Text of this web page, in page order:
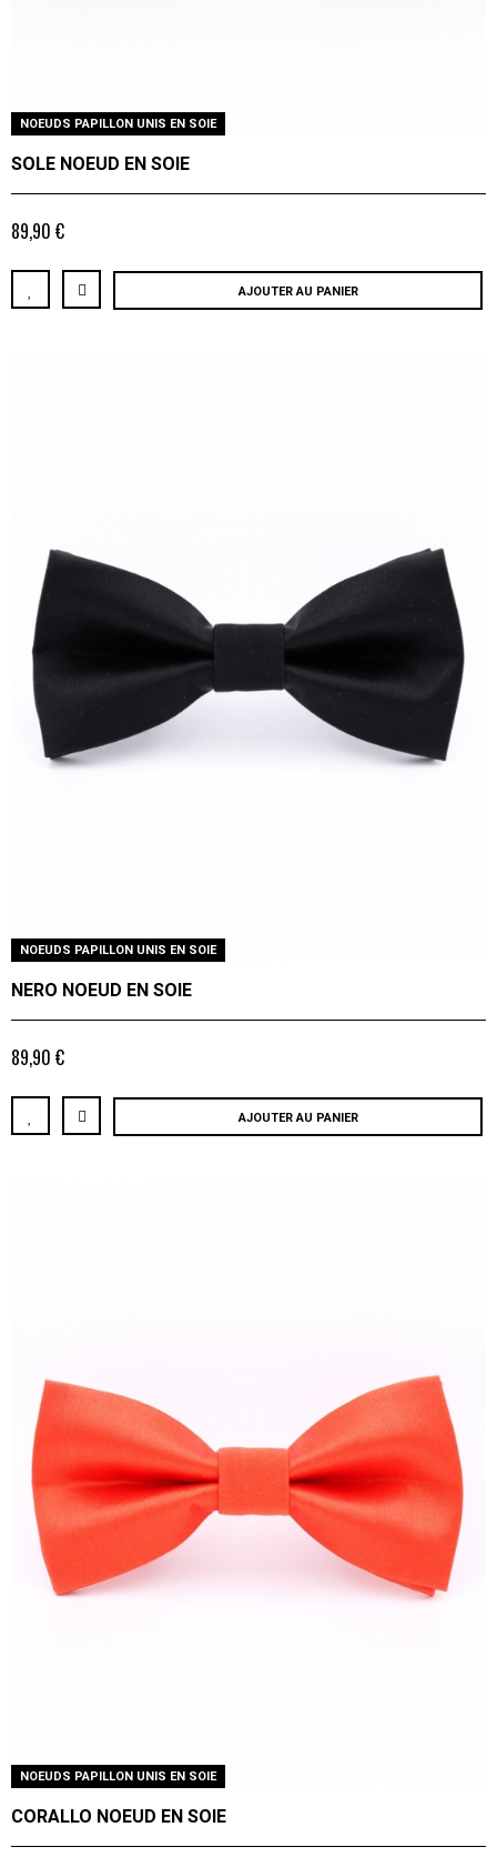
NOEUDS PAPILLON UNIS EN SOIE
SOLE NOEUD EN SOIE
89,90 €
AJOUTER AU PANIER
NOEUDS PAPILLON UNIS EN SOIE
NERO NOEUD EN SOIE
89,90 €
AJOUTER AU PANIER
NOEUDS PAPILLON UNIS EN SOIE
CORALLO NOEUD EN SOIE